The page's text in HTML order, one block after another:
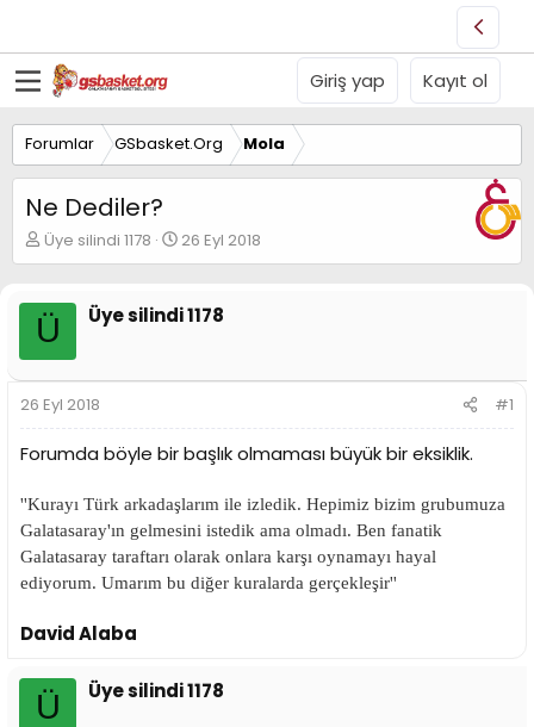
Giriş yap Kayıt ol
Forumlar GSbasket.Org Mola
Ne Dediler?
K
o
u
u
B
a
ş
l
a
a
n
Üye silindi 1178
B
a
l
a
ı
t
a
i
h
i
26 Eyl 2018
Ü Üye silindi 1178
26 Eyl 2018 #1
Forumda böyle bir başlık olmaması büyük bir eksiklik.
''Kurayı Türk arkadaşlarım ile izledik. Hepimiz bizim grubumuza
Galatasaray'ın gelmesini istedik ama olmadı. Ben fanatik
Galatasaray taraftarı olarak onlara karşı oynamayı hayal
ediyorum. Umarım bu diğer kuralarda gerçekleşir''
David Alaba
Ü Üye silindi 1178